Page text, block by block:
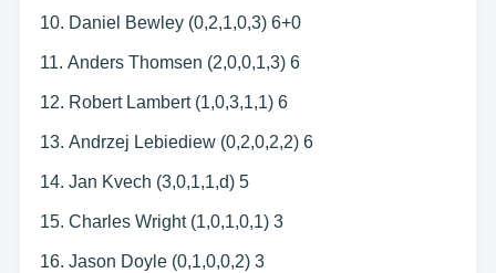
Daniel Bewley (0,2,1,0,3) 6+0
Anders Thomsen (2,0,0,1,3) 6
Robert Lambert (1,0,3,1,1) 6
Andrzej Lebiediew (0,2,0,2,2) 6
Jan Kvech (3,0,1,1,d) 5
Charles Wright (1,0,1,0,1) 3
Jason Doyle (0,1,0,0,2) 3